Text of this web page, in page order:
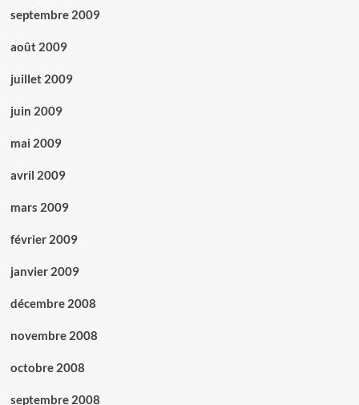
septembre 2009
août 2009
juillet 2009
juin 2009
mai 2009
avril 2009
mars 2009
février 2009
janvier 2009
décembre 2008
novembre 2008
octobre 2008
septembre 2008